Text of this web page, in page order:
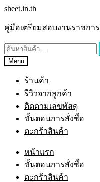
Skip
navigation
Skip
content
sheet.in.th
คู่มือเตรียมสอบงานราชการ
ค้นหา:
Menu
ร้านค้า
รีวิวจากลูกค้า
ติดตามเลขพัสดุ
ขั้นตอนการสั่งซื้อ
ตะกร้าสินค้า
หน้าแรก
ขั้นตอนการสั่งซื้อ
ตะกร้าสินค้า